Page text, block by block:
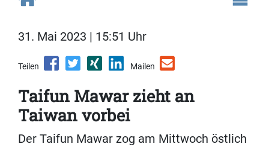
31. Mai 2023 | 15:51 Uhr
Teilen Mailen
Taifun Mawar zieht an
Taiwan vorbei
Der Taifun Mawar zog am Mittwoch östlich